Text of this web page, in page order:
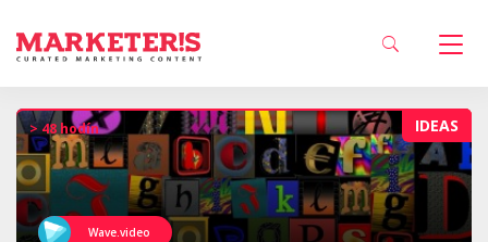
IDEAS
> 48 hodín
Wave.video